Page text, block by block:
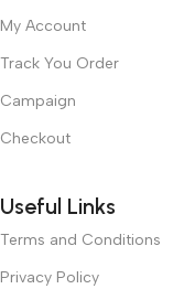
My Account
Track You Order
Campaign
Checkout
Useful Links
Terms and Conditions
Privacy Policy